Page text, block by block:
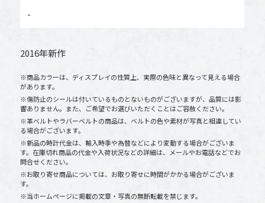
-
2016年新作
※商品カラーは、ディスプレイの性質上、実際の色味と異なって見える場合
があります。
※傷防止のシールは付いているものとないものがございますが、品質には影
響ありません。また、ご希望でお選びいただくことはご容赦ください。
※革ベルトやラバーベルトの商品は、ベルトの色や素材が写真と相違してい
る場合がございます。
※新品の時計代金は、輸入時季や為替などにより変動する場合がございま
す。在庫切れ商品の代金や入荷状況などの詳細は、メールやお電話などでお
問合せください。
※お取り寄せ商品については、お取り寄せに時間がかかる場合がございま
す。
※当ホームページに掲載の文章・写真の無断転載を禁じます。